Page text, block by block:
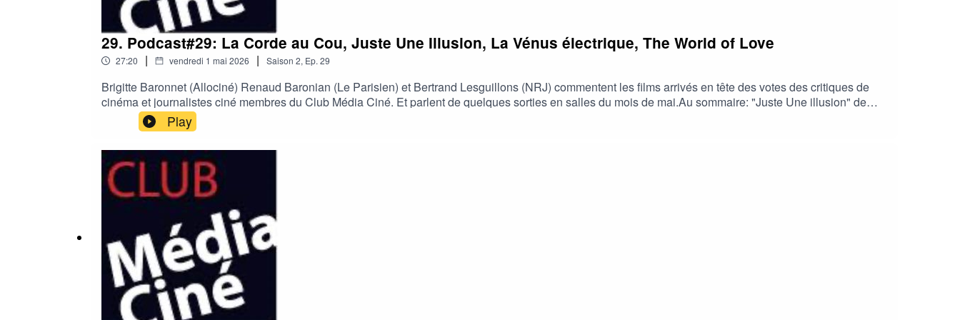
29. Podcast#29: La Corde au Cou, Juste Une Illusion, La Vénus électrique, The World of Love
27:20 | vendredi 1 mai 2026 | Saison 2, Ep. 29
Brigitte Baronnet (Allociné) Renaud Baronian (Le Parisien) et Bertrand Lesguillons (NRJ) commentent les films arrivés en tête des votes des critiques de
cinéma et journalistes ciné membres du Club Média Ciné. Et parlent de quelques sorties en salles du mois de mai.Au sommaire: "Juste Une illusion" de
Eric Toledano et Olivier Nakache "La Corde au cou" de Gus Van Sant"Plus fort que moi" de Kirk Jones"A voix basse " de Leyla Bouzid"La Vénus
électrique" de Pierre Salvadori"The New West" de Kate Beecroft"The World of Love" de Ga Sun Yoon
Play